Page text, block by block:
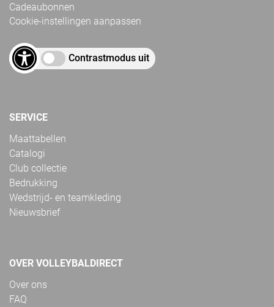
Cadeaubonnen
Cookie-instellingen aanpassen
Contrastmodus uit
SERVICE
Maattabellen
Catalogi
Club collectie
Bedrukking
Wedstrijd- en teamkleding
Nieuwsbrief
OVER VOLLEYBALDIRECT
Over ons
FAQ